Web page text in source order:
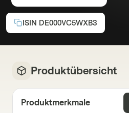
ISIN DE000VC5WXB3
Produktübersicht
Produktmerkmale